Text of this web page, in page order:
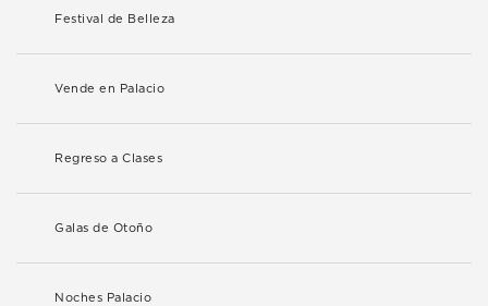
Festival de Belleza
Vende en Palacio
Regreso a Clases
Galas de Otoño
Noches Palacio